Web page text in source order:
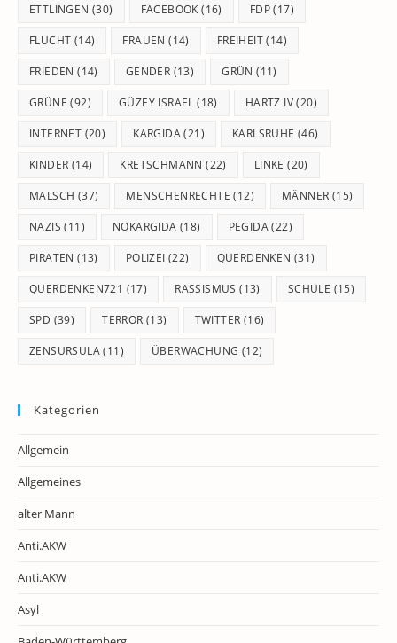
ETTLINGEN (30) FACEBOOK (16) FDP(17)
FLUCHT (14) FRAUEN (14) FREIHEIT(14)
FRIEDEN (14) GENDER (13) GRÜN (11)
GRÜNE (92) GÜZEY ISRAEL (18) HARTZ IV(20)
INTERNET (20) KARGIDA(21) KARLSRUHE (46)
KINDER (14) KRETSCHMANN (22) LINKE (20)
MALSCH (37) MENSCHENRECHTE (12) MÄNNER (15)
NAZIS (11) NOKARGIDA (18) PEGIDA(22)
PIRATEN (13) POLIZEI (22) QUERDENKEN (31)
QUERDENKEN721 (17) RASSISMUS (13) SCHULE (15)
SPD (39) TERROR (13) TWITTER (16)
ZENSURSULA(11) ÜBERWACHUNG (12)
Kategorien
Allgemein
Allgemeines
alter Mann
Anti.AKW
Anti.AKW
Asyl